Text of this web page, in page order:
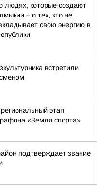
людях, которые создают
– о тех, кто не
свою энергию в
встретили
этап
«Земля спорта»
подтверждает звание